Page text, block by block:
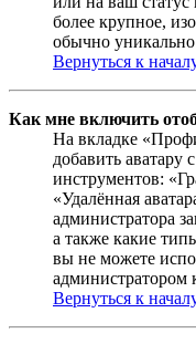
более крупное,
обычно уникально
Вернуться к
Как мне включить
На вкладке
добавить аватару
инструментов:
«Удалённая
администратора
а также какие
вы не можете
администратором
Вернуться к